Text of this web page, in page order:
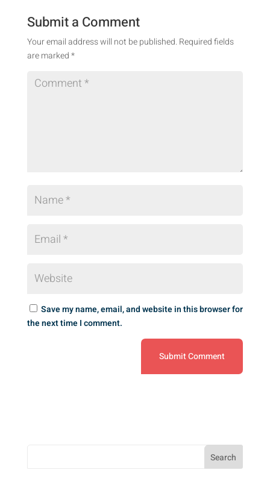
Submit a Comment
Your email address will not be published. Required fields
are marked*
Save my name, email, and website in this browser for
the next time I comment.
Search